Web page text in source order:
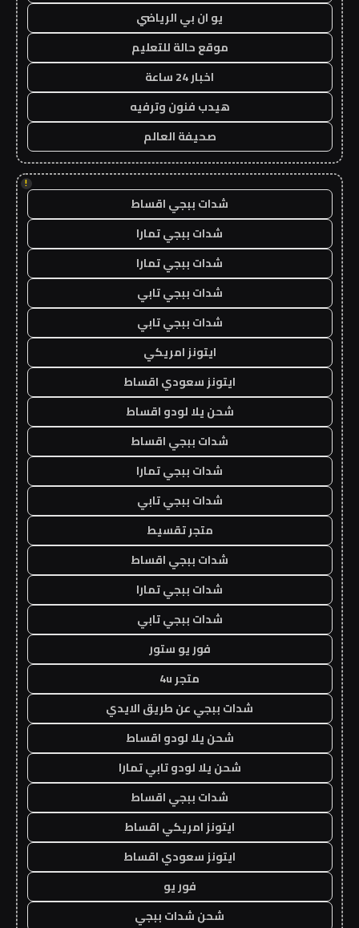
يو ان بي الرياضي
موقع حالة للتعليم
اخبار 24 ساعة
هيدب فنون وترفيه
صحيفة العالم
!
شدات ببجي اقساط
شدات ببجي تمارا
شدات ببجي تمارا
شدات ببجي تابي
شدات ببجي تابي
ايتونز امريكي
ايتونز سعودي اقساط
شحن يلا لودو اقساط
شدات ببجي اقساط
شدات ببجي تمارا
شدات ببجي تابي
متجر تقسيط
شدات ببجي اقساط
شدات ببجي تمارا
شدات ببجي تابي
فور يو ستور
متجر 4u
شدات ببجي عن طريق الايدي
شحن يلا لودو اقساط
شحن يلا لودو تابي تمارا
شدات ببجي اقساط
ايتونز امريكي اقساط
ايتونز سعودي اقساط
فور يو
شحن شدات ببجي